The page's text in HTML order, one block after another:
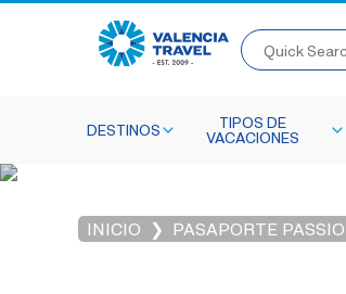
DESTINOS
TIPOS DE
VACACIONES
INICIO PASAPORTE